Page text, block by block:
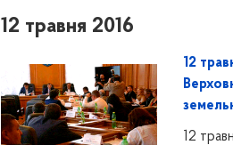
12 травня 2016
12
12